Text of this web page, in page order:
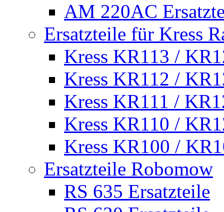
AM 220AC
Ersatzteile für Kress
Kress KR113 /
Kress KR112 /
Kress KR111 /
Kress KR110 /
Kress KR100 /
Ersatzteile Robomow
RS 635 Ersatzteile